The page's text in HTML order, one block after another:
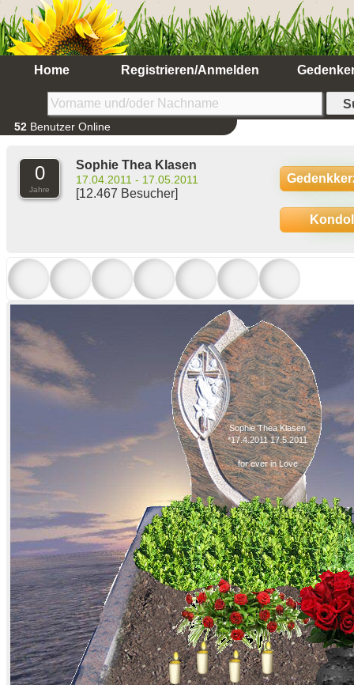
Home Registrieren/Anmelden
52 Benutzer Online
0
Jahre
Sophie Thea Klasen
17.04.2011 - 17.05.2011
[12.467 Besucher]
Sophie Thea Klasen
*17.4.2011 17.5.2011
for ever in Love